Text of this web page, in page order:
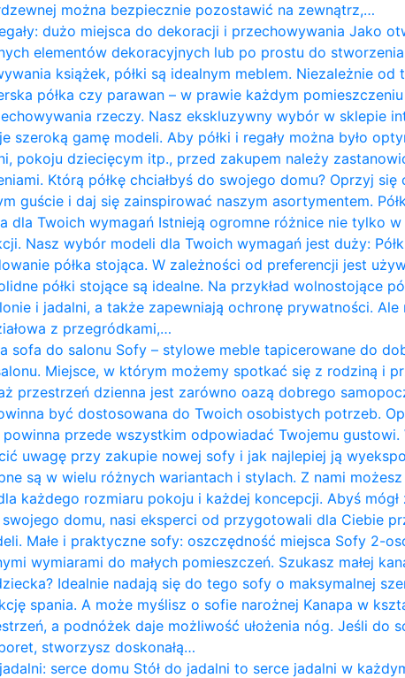
można bezpiecznie pozostawić na zewnątrz,…
dużo miejsca do dekoracji i przechowywania Jako
elementów dekoracyjnych lub po prostu do
książek, półki są idealnym meblem. Niezależnie od
półka czy parawan – w prawie każdym
rzeczy. Nasz ekskluzywny wybór w sklepie
szeroką gamę modeli. Aby półki i regały można było
pokoju dziecięcym itp., przed zakupem należy
Którą półkę chciałbyś do swojego domu? Oprzyj się
guście i daj się zainspirować naszym asortymentem.
dla Twoich wymagań Istnieją ogromne różnice nie tylko w
Nasz wybór modeli dla Twoich wymagań jest duży:
półka stojąca. W zależności od preferencji jest
półki stojące są idealne. Na przykład wolnostojące
i jadalni, a także zapewniają ochronę prywatności. Ale
z przegródkami,…
sofa do salonu Sofy – stylowe meble tapicerowane do
Miejsce, w którym możemy spotkać się z rodziną i
przestrzeń dzienna jest zarówno oazą dobrego
być dostosowana do Twoich osobistych potrzeb.
przede wszystkim odpowiadać Twojemu gustowi.
uwagę przy zakupie nowej sofy i jak najlepiej ją
są w wielu różnych wariantach i stylach. Z nami
każdego rozmiaru pokoju i każdej koncepcji. Abyś mógł
domu, nasi eksperci od przygotowali dla Ciebie
Małe i praktyczne sofy: oszczędność miejsca Sofy 2-
wymiarami do małych pomieszczeń. Szukasz małej
Idealnie nadają się do tego sofy o maksymalnej
spania. A może myślisz o sofie narożnej Kanapa w
a podnóżek daje możliwość ułożenia nóg. Jeśli do
stworzysz doskonałą…
serce domu Stół do jadalni to serce jadalni w